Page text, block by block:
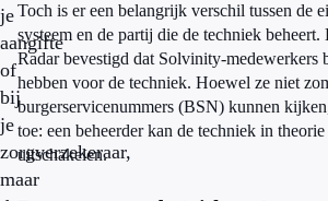
je
aangifte
of
bij
je
zorgverzekeraar,
maar
Toch is er een belangrijk verschil tussen de
systeem en de partij die de techniek beheert.
Radar bevestigd dat Solvinity-medewerkers
hebben voor de techniek. Hoewel ze niet
burgerservicenummers (BSN) kunnen
toe: een beheerder kan de techniek in
uitschakelen.